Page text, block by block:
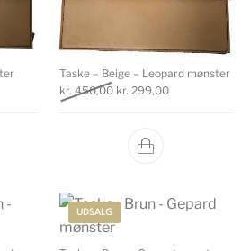
pris var: kr. 450,00.
pris er: kr. 299,00.
Taske – Beige – Leopard mønster
kr. 450,00 Den oprindelige pris var:
kr. 299,00Den aktuelle
UDSALG